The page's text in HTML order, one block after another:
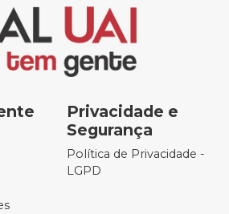
Privacidade e
Segurança
Política de Privacidade -
LGPD